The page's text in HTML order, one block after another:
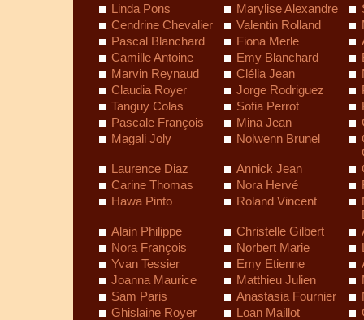
Linda Pons Marylise Alexandre
Cendrine Chevalier
Valentin Rolland
Pascal Blanchard
Fiona Merle
Camille Antoine
Emy Blanchard
Marvin Reynaud
Clélia Jean
Claudia Royer
Jorge Rodriguez
Tanguy Colas
Sofia Perrot
Pascale François
Mina Jean
Magali Joly
Nolwenn Brunel
Laurence Diaz
Annick Jean
Carine Thomas
Nora Hervé
Hawa Pinto
Roland Vincent
Alain Philippe
Christelle Gilbert
Nora François
Norbert Marie
Yvan Tessier
Emy Etienne
Joanna Maurice
Matthieu Julien
Sam Paris
Anastasia Fournier
Ghislaine Royer
Loan Maillot